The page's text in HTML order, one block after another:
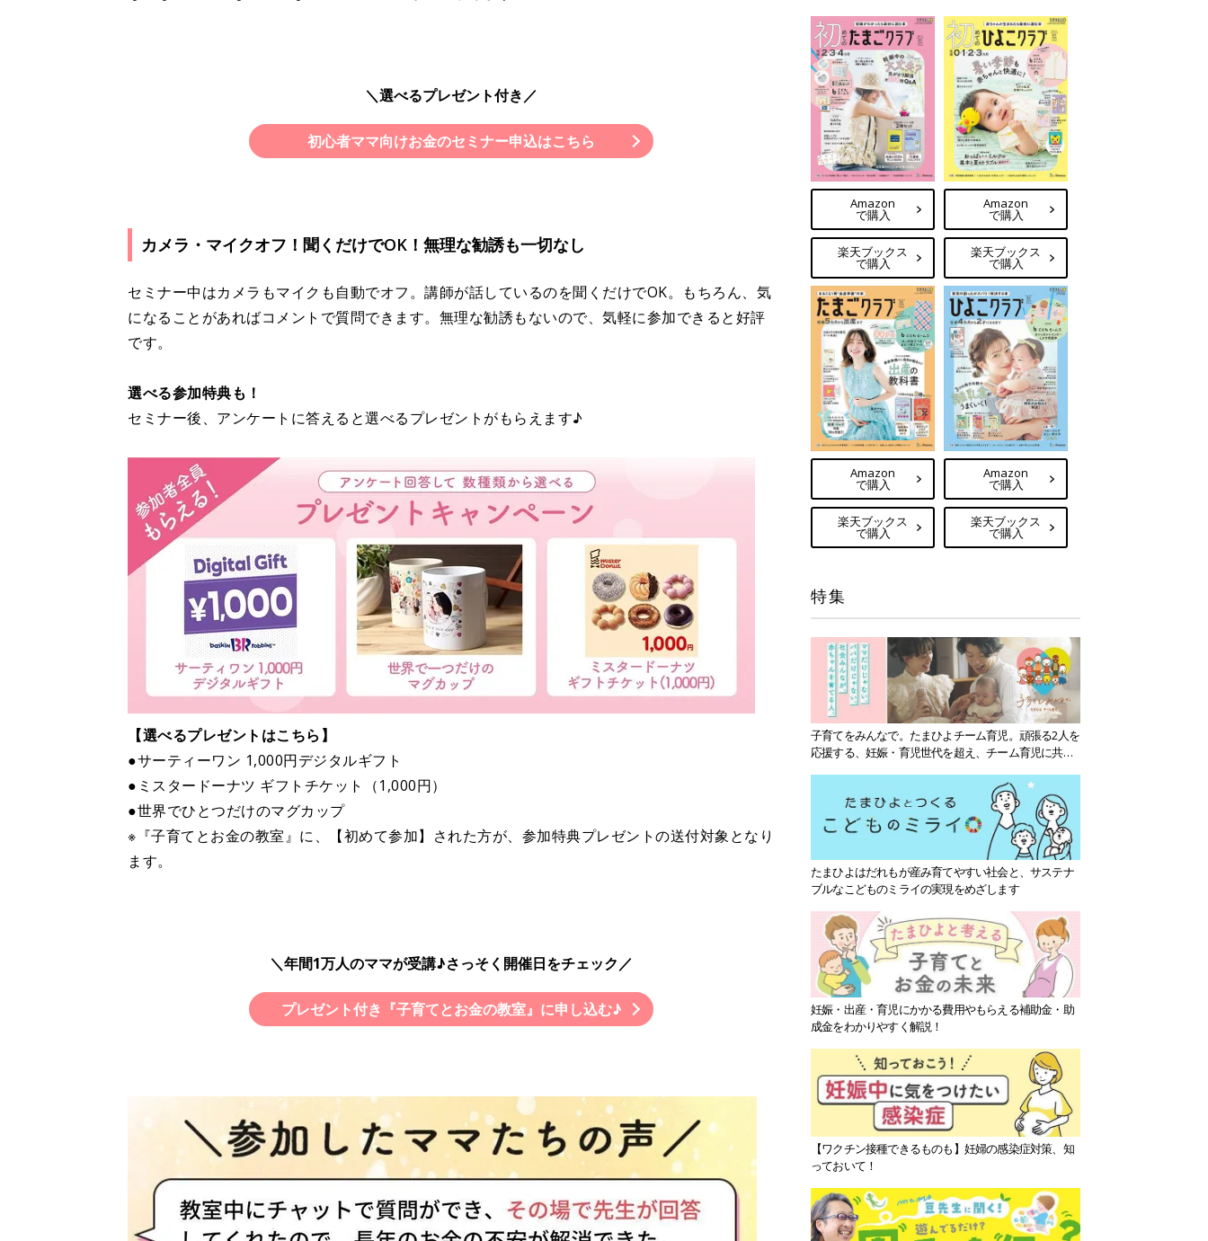
＼選べるプレゼント付き／
初心者ママ向けお金のセミナー申込はこちら
カメラ・マイクオフ！聞くだけでOK！無理な勧誘も一切なし
セミナー中はカメラもマイクも自動でオフ。講師が話しているのを聞くだけでOK。もちろん、気
になることがあればコメントで質問できます。無理な勧誘もないので、気軽に参加できると好評
です。
選べる参加特典も！
セミナー後、アンケートに答えると選べるプレゼントがもらえます♪
【選べるプレゼントはこちら】
●サーティーワン 1,000円デジタルギフト
●ミスタードーナツ ギフトチケット（1,000円）
●世界でひとつだけのマグカップ
※『子育てとお金の教室』に、【初めて参加】された方が、参加特典プレゼントの送付対象となり
ます。
＼年間1万人のママが受講♪さっそく開催日をチェック／
プレゼント付き『子育てとお金の教室』に申し込む♪
Amazon
で購入
楽天ブックス
で購入
Amazon
で購入
楽天ブックス
で購入
Amazon
で購入
楽天ブックス
で購入
Amazon
で購入
楽天ブックス
で購入
特集
子育てをみんなで。たまひよチーム育児。頑張る2人を
応援する、妊娠・育児世代を超え、チーム育児に共感
たまひよはだれもが産み育てやすい社会と、サステナ
ブルなこどものミライの実現をめざします
妊娠・出産・育児にかかる費用やもらえる補助金・助
成金をわかりやすく解説！
【ワクチン接種できるものも】妊婦の感染症対策、知
っておいて！